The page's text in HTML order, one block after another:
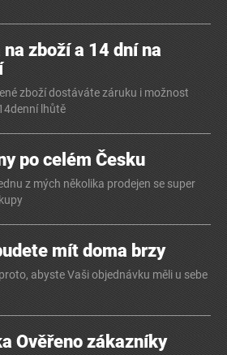
zboží a 14 dní na
zboží dostáváte záruku i možnost
lhůtě
po celém Česku
z mých několika prodejen se super
mít doma brzy
abyste Vaši objednávku měli u sebe
Ověřeno zákazníky